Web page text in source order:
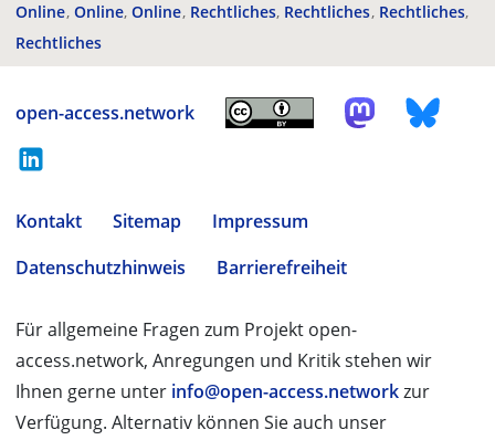
Online Online Online Rechtliches Rechtliches Rechtliches
Rechtliches
open-access.network
Kontakt Sitemap
Impressum
Datenschutzhinweis
Barrierefreiheit
Für allgemeine Fragen zum Projekt open-
access.network, Anregungen und Kritik stehen wir
Ihnen gerne unter info@open-access.networkzur
Verfügung. Alternativ können Sie auch unser